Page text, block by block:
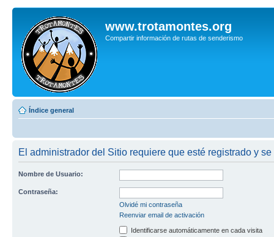
www.trotamontes.org
Compartir información de rutas de senderismo
Índice general
El administrador del Sitio requiere que esté registrado y
Nombre de Usuario:
Contraseña:
Olvidé mi contraseña
Reenviar email de activación
Identificarse automáticamente en cada visita